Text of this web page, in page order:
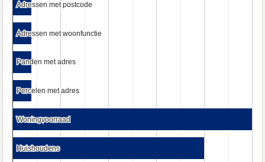
Adressen met postcode
Adressen met postcode
Adressen met woonfunctie
Adressen met woonfunctie
Panden met adres
Panden met adres
Percelen met adres
Percelen met adres
Woningvoorraad
Woningvoorraad
Huishoudens
Huishoudens